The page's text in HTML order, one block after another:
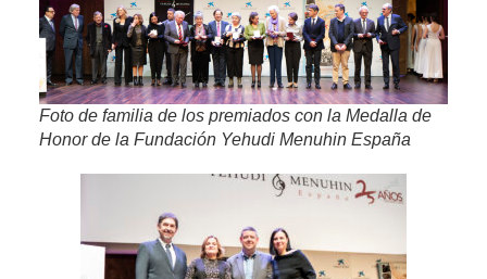
Foto de familia de los premiados con la Medalla de
Honor de la Fundación Yehudi Menuhin España